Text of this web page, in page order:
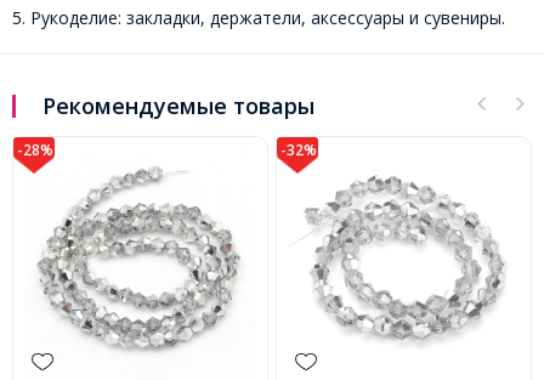
5. Рукоделие: закладки, держатели, аксессуары и сувениры.
Рекомендуемые товары
-28% -32%